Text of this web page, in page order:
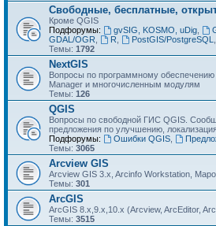
Свободные, бесплатные,
Кроме QGIS
Подфорумы:
gvSIG, KOSMO, uDig,
GDAL/OGR
R PostGIS/PostgreSQL
Темы: 1792
NextGIS
Вопросы по программному обеспечению
Manager и многочисленным модулям
Темы: 126
QGIS
Вопросы по свободной ГИС QGIS.
предложения по улучшению,
Подфорумы:
Ошибки QGIS,
Темы: 3065
Arcview GIS
Arcview GIS 3.x, Arcinfo Workstation,
Темы: 301
ArcGIS
ArcGIS 8.x,9.x,10.x (Arcview, ArcEditor,
Темы: 3515